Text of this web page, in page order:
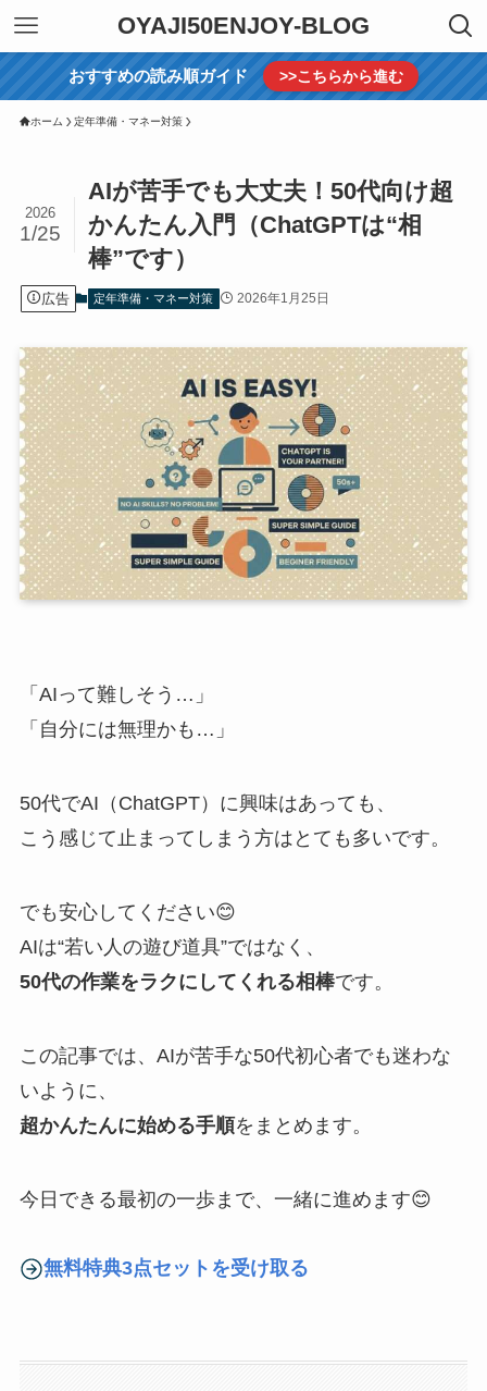
OYAJI50ENJOY-BLOG
おすすめの読み順ガイド >>こちらから進む
ホーム 定年準備・マネー対策
AIが苦手でも大丈夫！50代向け超
かんたん入門（ChatGPTは“相
棒”です）
2026
1/25
広告 定年準備・マネー対策 2026年1月25日
「AIって難しそう…」
「自分には無理かも…」
50代でAI（ChatGPT）に興味はあっても、
こう感じて止まってしまう方はとても多いです。
でも安心してください😊
AIは“若い人の遊び道具”ではなく、
50代の作業をラクにしてくれる相棒です。
この記事では、AIが苦手な50代初心者でも迷わな
いように、
超かんたんに始める手順をまとめます。
今日できる最初の一歩まで、一緒に進めます😊
無料特典3点セットを受け取る